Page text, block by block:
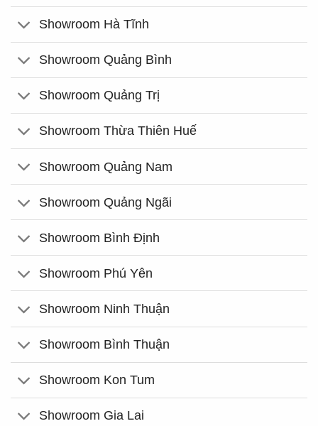
Showroom Hà Tĩnh
Showroom Quảng Bình
Showroom Quảng Trị
Showroom Thừa Thiên Huế
Showroom Quảng Nam
Showroom Quảng Ngãi
Showroom Bình Định
Showroom Phú Yên
Showroom Ninh Thuận
Showroom Bình Thuận
Showroom Kon Tum
Showroom Gia Lai